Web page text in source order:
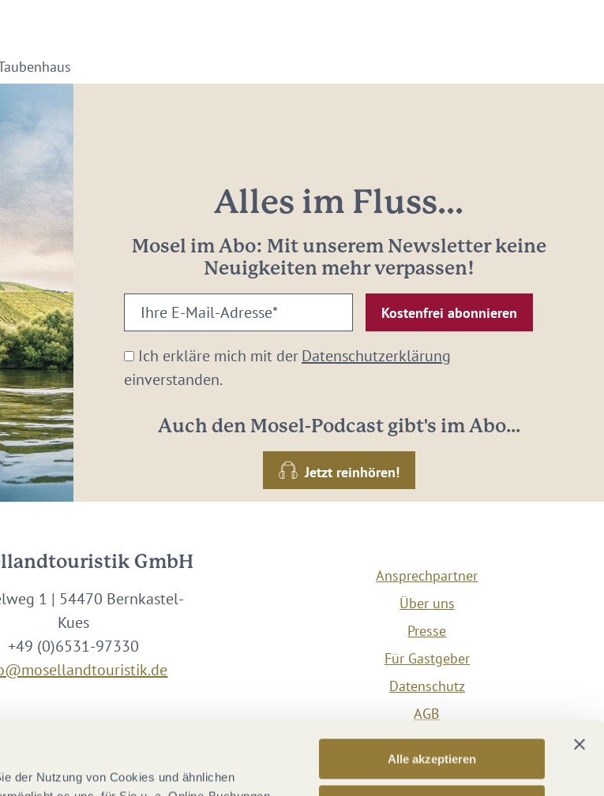
der Nutzung von Cookies und ähnlichen
Alle akzeptieren
Alles im Fluss...
Mosel im Abo: Mit unserem Newsletter keine
Neuigkeiten mehr verpassen!
Ihre
E-
Mail-
Adresse:
Ich erkläre mich mit derDatenschutzerklärung
einverstanden.
Auch den Mosel-Podcast gibt's im Abo...
Jetzt reinhören!
GmbH
1 | 54470 Bernkastel-
Kues
+49 (0)6531-97330
Ansprechpartner
Über uns
Presse
Für Gastgeber
Datenschutz
AGB
Impressum
Barrierefreiheit